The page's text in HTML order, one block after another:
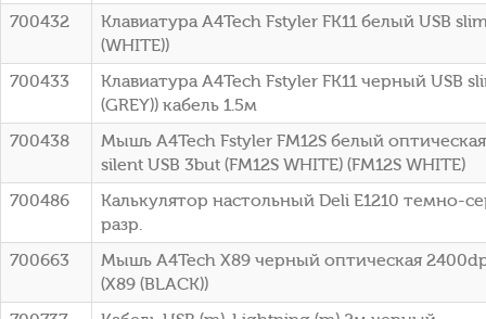
700432
Клавиатура A4Tech Fstyler FK11 белый USB slim
(WHITE))
700433
Клавиатура A4Tech Fstyler FK11 черный USB
(GREY)) кабель 1.5м
700438
Мышь A4Tech Fstyler FM12S белый
silent USB 3but (FM12S WHITE) (FM12S WHITE)
700486
Калькулятор настольный Deli E1210 темно-
разр.
700663
Мышь A4Tech X89 черный оптическая
(X89 (BLACK))